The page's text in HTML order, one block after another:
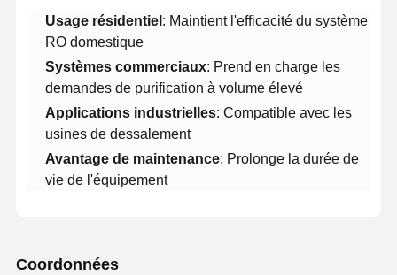
​Usage résidentiel​ ​: Maintient l'efficacité du système
RO domestique
​Systèmes commerciaux​​: Prend en charge les
demandes de purification à volume élevé
​Applications industrielles​​: Compatible avec les
usines de dessalement
​Avantage de maintenance​​: Prolonge la durée de
vie de l'équipement
Coordonnées